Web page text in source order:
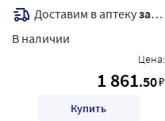
Доставим в аптекузавтра
В наличии
Цена:
1 861.50₽
Купить